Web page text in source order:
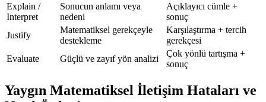
Explain /
Interpret
Sonucun anlamı veya
nedeni
Açıklayıcı cümle +
sonuç
Justify
Matematiksel gerekçeyle
destekleme
Karşılaştırma + tercih
gerekçesi
Evaluate
Güçlü ve zayıf yön analizi
Çok yönlü tartışma +
sonuç
Yaygın Matematiksel İletişim Hataları ve